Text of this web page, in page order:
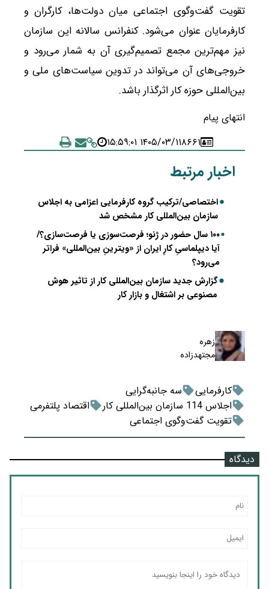
تقویت گفت‌وگوی اجتماعی میان دولت‌ها، کارگران و
کارفرمایان عنوان می‌شود. کنفرانس سالانه این سازمان
نیز مهم‌ترین مجمع تصمیم‌گیری آن به شمار می‌رود و
خروجی‌های آن می‌تواند در تدوین سیاست‌های ملی و
بین‌المللی حوزه کار اثرگذار باشد.
انتهای پیام
۸۶۶۱۱۴۰۵/۰۳/۱۱ ۱۵:۵۹:۰۱
اخبار مرتبط
اختصاصی/ترکیب گروه کارفرمایی اعزامی به اجلاس
سازمان بین‌المللی کار مشخص شد
۱۰۰ سال حضور در ژنو؛ فرصت‌سوزی یا فرصت‌سازی؟/
آیا دیپلماسیِ کارِ ایران از «ویترینِ بین‌المللی» فراتر
می‌رود؟
گزارش جدید سازمان بین‌المللی کار از تاثیر هوش
مصنوعی بر اشتغال و بازار کار
زهره
مجتهدزاده
کارفرمایی
سه جانبه‌گرایی
اجلاس 114 سازمان بین‌المللی کار
اقتصاد پلتفرمی
تقویت گفت‌وگوی اجتماعی
دیدگاه